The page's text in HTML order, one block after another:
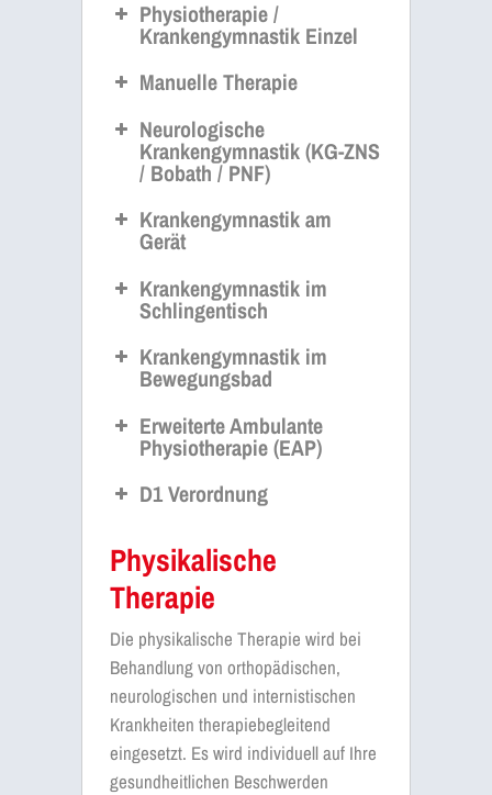
Physiotherapie /
Krankengymnastik Einzel
Manuelle Therapie
Neurologische
Krankengymnastik (KG-ZNS
/ Bobath / PNF)
Krankengymnastik am
Gerät
Krankengymnastik im
Schlingentisch
Krankengymnastik im
Bewegungsbad
Erweiterte Ambulante
Physiotherapie (EAP)
D1 Verordnung
Physikalische
Therapie
Die physikalische Therapie wird bei
Behandlung von orthopädischen,
neurologischen und internistischen
Krankheiten therapiebegleitend
eingesetzt. Es wird individuell auf Ihre
gesundheitlichen Beschwerden